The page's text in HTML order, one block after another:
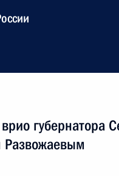
губернатора